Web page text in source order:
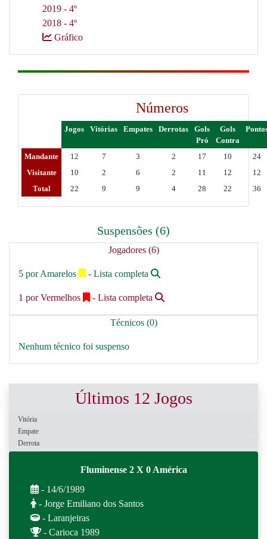
2019 - 4º
2018 - 4º
Gráfico
Números
Jogos Vitórias Empates Derrotas
Gols
Pró
Gols
Contra
Mandante 12 7 3 2 17 10
24
Visitante
10 2 6 2 11 12
12
Total
22 9 9 4 28 22 36
Suspensões (6)
Jogadores (6)
5 por Amarelos - Lista completa
1 por Vermelhos - Lista completa
Técnicos (0)
Nenhum técnico foi suspenso
Últimos 12 Jogos
Vitória
Empate
Derrota
Fluminense 2 X 0 América
- 14/6/1989
- Jorge Emiliano dos Santos
- Laranjeiras
- Carioca 1989